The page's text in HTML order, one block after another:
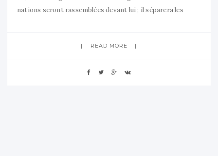
nations seront rassemblées devant lui ; il séparera les
READ MORE